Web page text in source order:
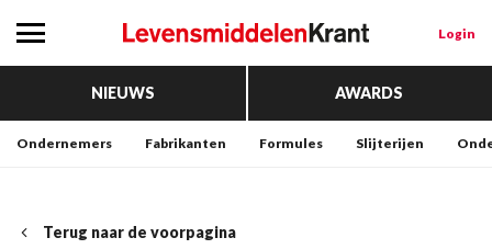
Login
NIEUWS AWARDS
Ondernemers Fabrikanten Formules Slijterijen
Terug naar de voorpagina